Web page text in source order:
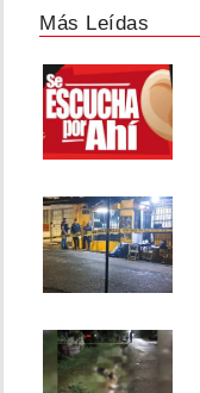
Más Leídas